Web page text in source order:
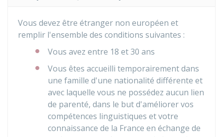
Vous devez être étranger non européen et
remplir l'ensemble des conditions suivantes :
Vous avez entre 18 et 30 ans
Vous êtes accueilli temporairement dans
une famille d'une nationalité différente et
avec laquelle vous ne possédez aucun lien
de parenté, dans le but d'améliorer vos
compétences linguistiques et votre
connaissance de la France en échange de